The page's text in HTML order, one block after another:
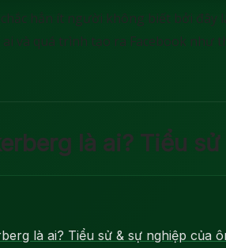
hẳn ít người không biết bởi
và quá trình tạo ra Facebook như
là ai? Tiểu
là ai? Tiểu sử & sự nghiệp của